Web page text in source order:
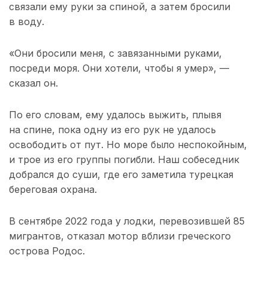
связали ему руки за спиной, а затем бросили
в воду.
«Они бросили меня, с завязанными руками,
посреди моря. Они хотели, чтобы я умер», —
сказал он.
По его словам, ему удалось выжить, плывя
на спине, пока одну из его рук не удалось
освободить от пут. Но море было неспокойным,
и трое из его группы погибли. Наш собеседник
добрался до суши, где его заметила турецкая
береговая охрана.
В сентябре 2022 года у лодки, перевозившей 85
мигрантов, отказал мотор вблизи греческого
острова Родос.